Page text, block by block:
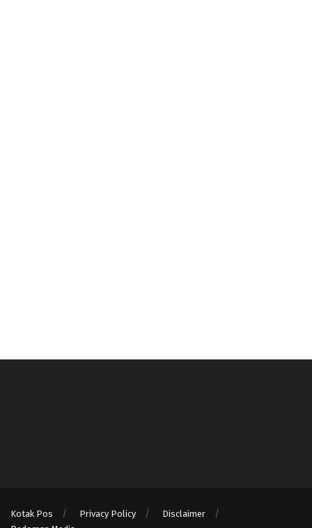
Kotak Pos Privacy Policy
Disclaimer